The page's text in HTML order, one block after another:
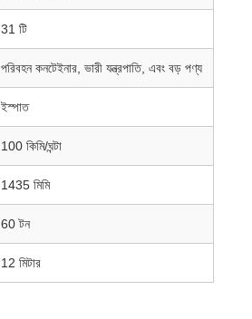
31 টি
পরিবহন কনটেইনার, ভারী যন্ত্রপাতি, এবং বড় পণ্য
ইস্পাত
100 কিমি/ঘন্টা
1435 মিমি
60 টন
12 মিটার